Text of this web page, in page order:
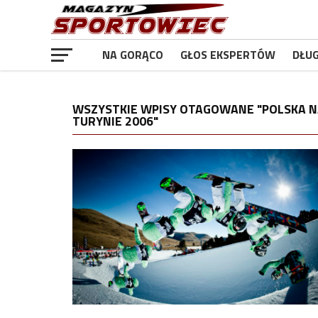
NA GORĄCO GŁOS EKSPERTÓW
WSZYSTKIE WPISY OTAGOWANE "POLSKA
TURYNIE 2006"